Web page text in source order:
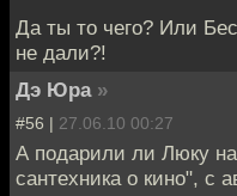
Да ты то чего? Или
не дали?!
Дэ Юра »
#56 | 27.06.10 00:27
А подарили ли Люку
сантехника о кино", с